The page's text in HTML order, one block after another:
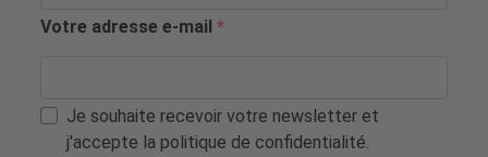
Votre adresse e-mail
Je souhaite recevoir votre newsletter et
j'accepte la politique de confidentialité.